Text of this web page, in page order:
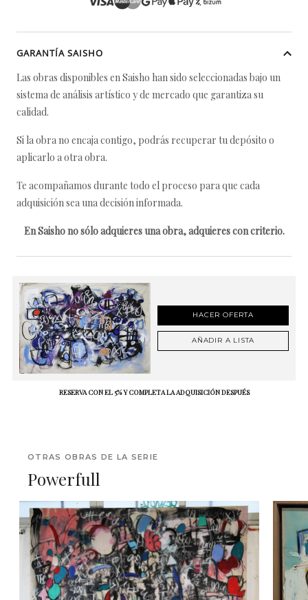
GARANTÍA SAISHO
Las obras disponibles en Saisho han sido seleccionadas bajo un
sistema de análisis artístico y de mercado que garantiza su
calidad.
Si la obra no encaja contigo, podrás recuperar tu depósito o
aplicarlo a otra obra.
Te acompañamos durante todo el proceso para que cada
adquisición sea una decisión informada.
En Saisho no sólo adquieres una obra, adquieres con criterio.
HACER OFERTA
AÑADIR A LISTA
RESERVA CON EL 5% Y COMPLETA LA ADQUISICIÓN DESPUÉS
OTRAS OBRAS DE LA SERIE
Powerfull